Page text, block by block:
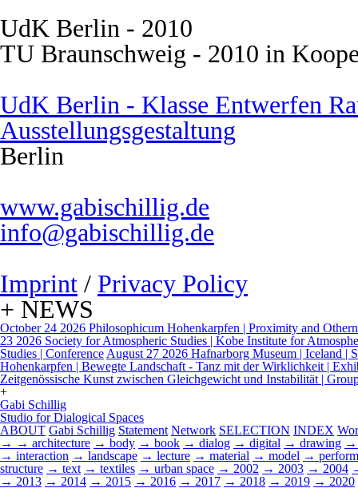
UdK Berlin - 2010
TU Braunschweig - 2010 in
UdK Berlin - Klasse Entwerfen
Ausstellungsgestaltung
Berlin
www.gabischillig.de
info@gabischillig.de
Imprint / Privacy Policy
+ NEWS
October 24 2026 Philosophicum Hohenkarpfen | Proximity and
23 2026 Society for Atmospheric Studies | Kobe Institute for
Studies | Conference August 27 2026 Hafnarborg Museum | Iceland |
Hohenkarpfen | Bewegte Landschaft - Tanz mit der Wirklichkeit |
Zeitgenössische Kunst zwischen Gleichgewicht und Instabilität |
+
Gabi Schillig
Studio for Dialogical Spaces
ABOUT Gabi Schillig Statement Network SELECTION INDEX
→ → architecture → body → book → dialog → digital → drawing →
→ interaction → landscape → lecture → material → model →
structure → text → textiles → urban space → 2002 → 2003 → 2004
→ 2013 → 2014 → 2015 → 2016 → 2017 → 2018 → 2019 → 2020